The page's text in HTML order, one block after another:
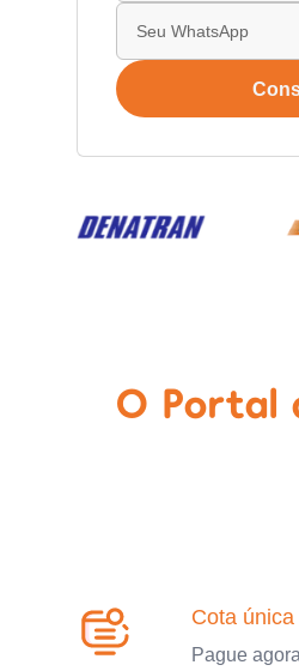
O Portal
Cota
Pague